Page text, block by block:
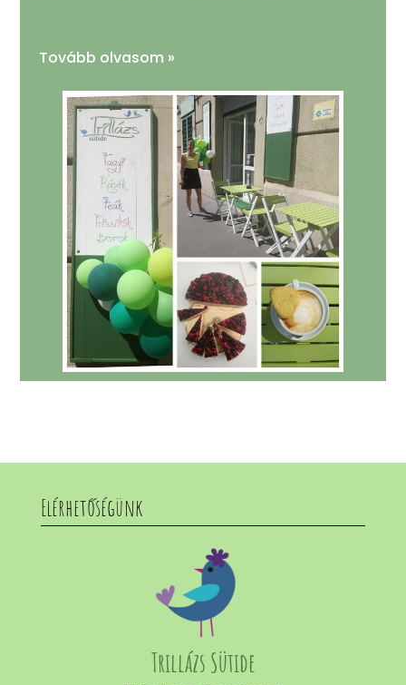
Tovább olvasom »
Elérhetőségünk
Trillázs Sütide